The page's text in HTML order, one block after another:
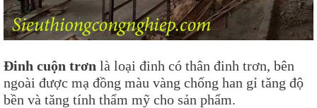
Đinh cuộn trơn là loại đinh có thân đinh trơn, bên
ngoài được mạ đồng màu vàng chống han gỉ tăng độ
bền và tăng tính thẩm mỹ cho sản phẩm.